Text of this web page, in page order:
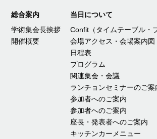
総合案内
学術集会長挨拶
開催概要
当日について
Confit（タイムテーブル・
会場アクセス・会場案内図
日程表
プログラム
関連集会・会議
ランチョンセミナーのご案
参加者へのご案内
参加者へのご案内
座長・発表者へのご案内
キッチンカーメニュー